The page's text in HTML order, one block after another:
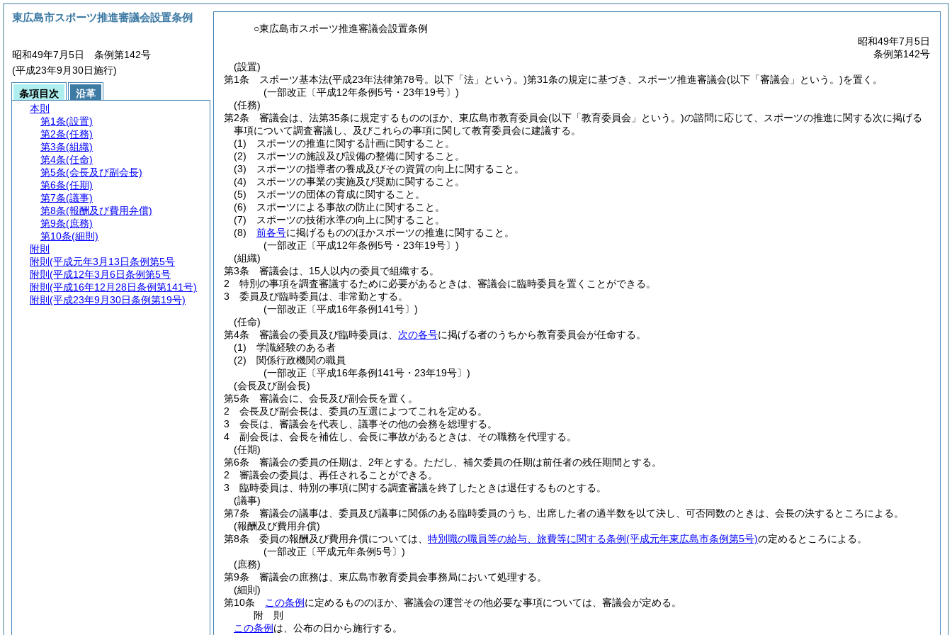
○東広島市スポーツ推進審議会設置条例
昭和49年7月5日
条例第142号
(設置)
第1条
スポーツ基本法(平成23年法律第78号。以下「法」という。)第31条の規定に基づき、スポーツ推進審議会(以下「審議会」という。)を置く。
(一部改正〔平成12年条例5号・23年19号〕)
(任務)
第2条
審議会は、法第35条に規定するもののほか、東広島市教育委員会(以下「教育委員会」という。)の諮問に応じて、スポーツの推進に関する次に掲げる
事項について調査審議し、及びこれらの事項に関して教育委員会に建議する。
(1)
スポーツの推進に関する計画に関すること。
(2)
スポーツの施設及び設備の整備に関すること。
(3)
スポーツの指導者の養成及びその資質の向上に関すること。
(4)
スポーツの事業の実施及び奨励に関すること。
(5)
スポーツの団体の育成に関すること。
(6)
スポーツによる事故の防止に関すること。
(7)
スポーツの技術水準の向上に関すること。
(8)
前各号に掲げるもののほかスポーツの推進に関すること。
(一部改正〔平成12年条例5号・23年19号〕)
(組織)
第3条
審議会は、15人以内の委員で組織する。
2
特別の事項を調査審議するために必要があるときは、審議会に臨時委員を置くことができる。
3
委員及び臨時委員は、非常勤とする。
(一部改正〔平成16年条例141号〕)
(任命)
第4条
審議会の委員及び臨時委員は、 次の各号に掲げる者のうちから教育委員会が任命する。
(1)
学識経験のある者
(2)
関係行政機関の職員
(一部改正〔平成16年条例141号・23年19号〕)
(会長及び副会長)
第5条
審議会に、会長及び副会長を置く。
2
会長及び副会長は、委員の互選によつてこれを定める。
3
会長は、審議会を代表し、議事その他の会務を総理する。
4
副会長は、会長を補佐し、会長に事故があるときは、その職務を代理する。
(任期)
第6条
審議会の委員の任期は、2年とする。 ただし、補欠委員の任期は前任者の残任期間とする。
2
審議会の委員は、再任されることができる。
3
臨時委員は、特別の事項に関する調査審議を終了したときは退任するものとする。
(議事)
第7条
審議会の議事は、委員及び議事に関係のある臨時委員のうち、出席した者の過半数を以て決し、可否同数のときは、会長の決するところによる。
(報酬及び費用弁償)
第8条
委員の報酬及び費用弁償については、 特別職の職員等の給与、旅費等に関する条例(平成元年東広島市条例第5号)の定めるところによる。
(一部改正〔平成元年条例5号〕)
(庶務)
第9条
審議会の庶務は、東広島市教育委員会事務局において処理する。
(細則)
第10条
この条例 に定めるもののほか、審議会の運営その他必要な事項については、審議会が定める。
附 則
この条例 は、公布の日から施行する。
東広島市スポーツ推進審議会設置条例
昭和49年7月5日 条例第142号
(平成23年9月30日施行)
条項目次
沿革
本則
第1条(設置)
第2条(任務)
第3条(組織)
第4条(任命)
第5条(会長及び副会長)
第6条(任期)
第7条(議事)
第8条(報酬及び費用弁償)
第9条(庶務)
第10条(細則)
附則
附則 (平成元年3月13日条例第5号
附則 (平成12年3月6日条例第5号
附則 (平成16年12月28日条例第141号)
附則 (平成23年9月30日条例第19号)